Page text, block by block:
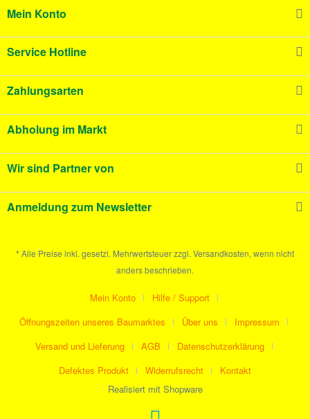
Mein Konto
Service Hotline
Zahlungsarten
Abholung im Markt
Wir sind Partner von
Anmeldung zum Newsletter
* Alle Preise inkl. gesetzl. Mehrwertsteuer zzgl. Versandkosten, wenn nicht
anders beschrieben.
Mein Konto
Hilfe / Support
Öffnungszeiten unseres Baumarktes
Über uns
Impressum
Versand und Lieferung
AGB
Datenschutzerklärung
Defektes Produkt
Widerrufsrecht
Kontakt
Realisiert mit Shopware